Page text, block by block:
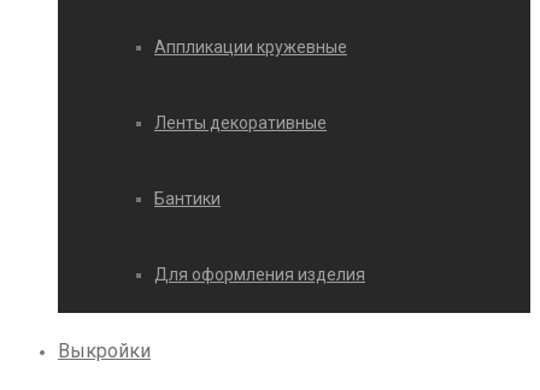
Аппликации кружевные
Ленты декоративные
Бантики
Для оформления изделия
Выкройки